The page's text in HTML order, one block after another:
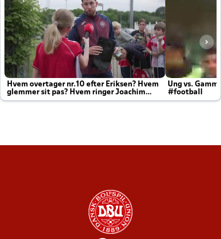
Hvem overtager nr.10 efter Eriksen? Hvem
glemmer sit pas? Hvem ringer Joachim
altid til efter kampe?
Ung vs.
#football